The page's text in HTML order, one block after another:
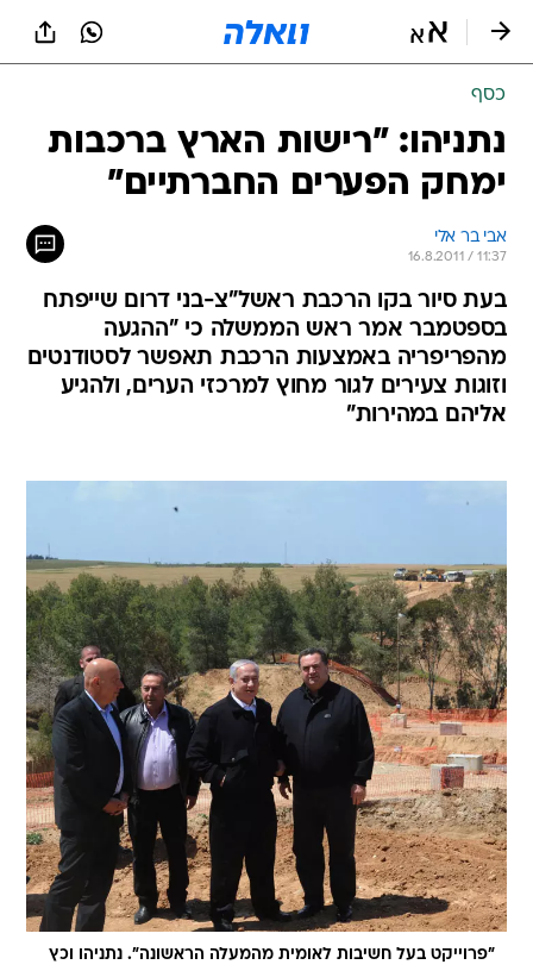
כסף
נתניהו: "רישות הארץ ברכבות
ימחק הפערים החברתיים"
אבי בר אלי
16.8.2011 / 11:37
בעת סיור בקו הרכבת ראשל"צ-בני דרום שייפתח
בספטמבר אמר ראש הממשלה כי "ההגעה
מהפריפריה באמצעות הרכבת תאפשר לסטודנטים
וזוגות צעירים לגור מחוץ למרכזי הערים, ולהגיע
אליהם במהירות"
"פרוייקט בעל חשיבות לאומית מהמעלה הראשונה". נתניהו וכץ